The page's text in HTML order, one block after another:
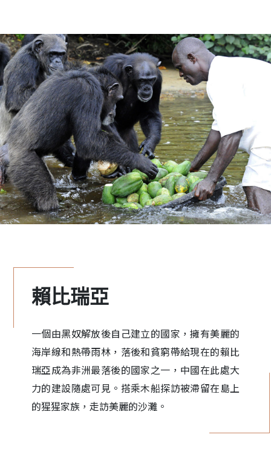
賴比瑞亞
一個由黑奴解放後自己建立的國家，擁有美麗的
海岸線和熱帶雨林，落後和貧窮帶給現在的賴比
瑞亞成為非洲最落後的國家之一，中國在此處大
力的建設隨處可見。搭乘木船探訪被滯留在島上
的猩猩家族，走訪美麗的沙灘。